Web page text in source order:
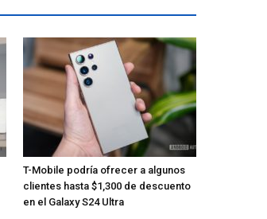
T-Mobile podría ofrecer a algunos
clientes hasta $1,300 de descuento
en el Galaxy S24 Ultra